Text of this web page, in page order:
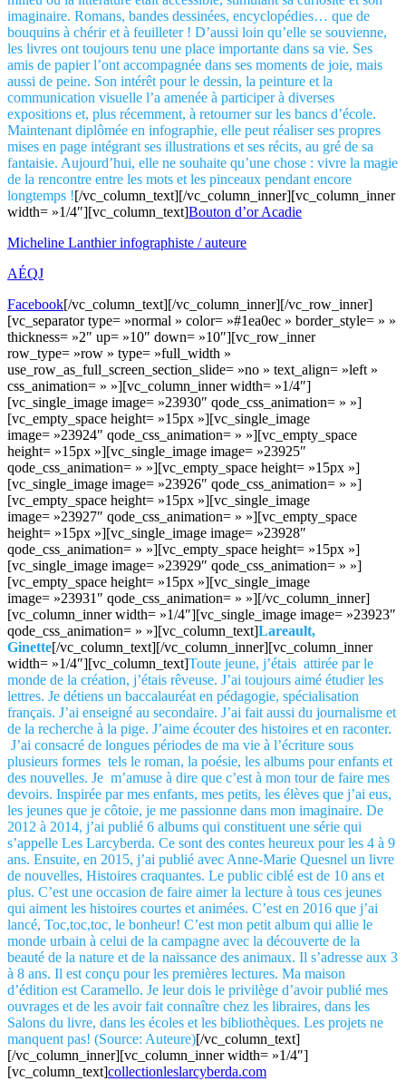
imaginaire. Romans, bandes dessinées, encyclopédies… que de
bouquins à chérir et à feuilleter ! D’aussi loin qu’elle se souvienne,
les livres ont toujours tenu une place importante dans sa vie. Ses
amis de papier l’ont accompagnée dans ses moments de joie, mais
aussi de peine. Son intérêt pour le dessin, la peinture et la
communication visuelle l’a amenée à participer à diverses
expositions et, plus récemment, à retourner sur les bancs d’école.
Maintenant diplômée en infographie, elle peut réaliser ses propres
mises en page intégrant ses illustrations et ses récits, au gré de sa
fantaisie. Aujourd’hui, elle ne souhaite qu’une chose : vivre la magie
de la rencontre entre les mots et les pinceaux pendant encore
longtemps ![/vc_column_text][/vc_column_inner][vc_column_inner
width= »1/4″][vc_column_text]Bouton d’or Acadie
Micheline Lanthier infographiste / auteure
AÉQJ
Facebook[/vc_column_text][/vc_column_inner][/vc_row_inner]
[vc_separator type= »normal » color= »#1ea0ec » border_style= » »
thickness= »2″ up= »10″ down= »10″][vc_row_inner
row_type= »row » type= »full_width »
use_row_as_full_screen_section_slide= »no » text_align= »left »
css_animation= » »][vc_column_inner width= »1/4″]
[vc_single_image image= »23930″ qode_css_animation= » »]
[vc_empty_space height= »15px »][vc_single_image
image= »23924″ qode_css_animation= » »][vc_empty_space
height= »15px »][vc_single_image image= »23925″
qode_css_animation= » »][vc_empty_space height= »15px »]
[vc_single_image image= »23926″ qode_css_animation= » »]
[vc_empty_space height= »15px »][vc_single_image
image= »23927″ qode_css_animation= » »][vc_empty_space
height= »15px »][vc_single_image image= »23928″
qode_css_animation= » »][vc_empty_space height= »15px »]
[vc_single_image image= »23929″ qode_css_animation= » »]
[vc_empty_space height= »15px »][vc_single_image
image= »23931″ qode_css_animation= » »][/vc_column_inner]
[vc_column_inner width= »1/4″][vc_single_image image= »23923″
qode_css_animation= » »][vc_column_text]Lareault,
Ginette[/vc_column_text][/vc_column_inner][vc_column_inner
width= »1/4″][vc_column_text]Toute jeune, j’étais attirée par le
monde de la création, j’étais rêveuse. J’ai toujours aimé étudier les
lettres. Je détiens un baccalauréat en pédagogie, spécialisation
français. J’ai enseigné au secondaire. J’ai fait aussi du journalisme et
de la recherche à la pige. J’aime écouter des histoires et en raconter.
J’ai consacré de longues périodes de ma vie à l’écriture sous
plusieurs formes tels le roman, la poésie, les albums pour enfants et
des nouvelles. Je m’amuse à dire que c’est à mon tour de faire mes
devoirs. Inspirée par mes enfants, mes petits, les élèves que j’ai eus,
les jeunes que je côtoie, je me passionne dans mon imaginaire. De
2012 à 2014, j’ai publié 6 albums qui constituent une série qui
s’appelle Les Larcyberda. Ce sont des contes heureux pour les 4 à 9
ans. Ensuite, en 2015, j’ai publié avec Anne-Marie Quesnel un livre
de nouvelles, Histoires craquantes. Le public ciblé est de 10 ans et
plus. C’est une occasion de faire aimer la lecture à tous ces jeunes
qui aiment les histoires courtes et animées. C’est en 2016 que j’ai
lancé, Toc,toc,toc, le bonheur! C’est mon petit album qui allie le
monde urbain à celui de la campagne avec la découverte de la
beauté de la nature et de la naissance des animaux. Il s’adresse aux 3
à 8 ans. Il est conçu pour les premières lectures. Ma maison
d’édition est Caramello. Je leur dois le privilège d’avoir publié mes
ouvrages et de les avoir fait connaître chez les libraires, dans les
Salons du livre, dans les écoles et les bibliothèques. Les projets ne
manquent pas! (Source: Auteure)[/vc_column_text]
[/vc_column_inner][vc_column_inner width= »1/4″]
[vc_column_text]collectionleslarcyberda.com